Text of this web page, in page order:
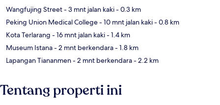
Wangfujing Street- 3 mnt jalan kaki- 0.3 km
Peking Union Medical College- 10 mnt jalan kaki- 0.8 km
Kota Terlarang - 16 mnt jalan kaki- 1.4 km
Museum Istana- 2 mnt berkendara- 1.8 km
Lapangan Tiananmen- 2 mnt berkendara- 2.2 km
Tentang properti ini